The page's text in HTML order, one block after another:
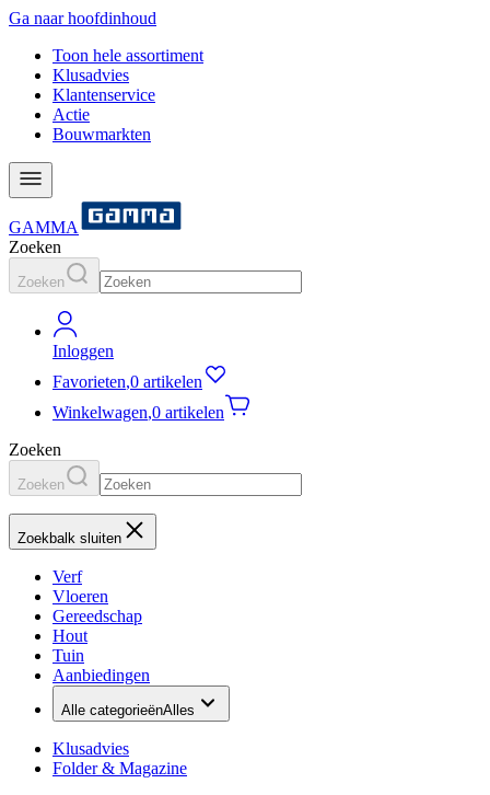
Ga naar hoofdinhoud
Toon hele assortiment
Klusadvies
Klantenservice
Actie
Bouwmarkten
GAMMA
Zoeken
Zoeken
Inloggen
Favorieten,0 artikelen
Winkelwagen,0 artikelen
Zoeken
Zoeken
Zoekbalk sluiten
Verf
Vloeren
Gereedschap
Hout
Tuin
Aanbiedingen
Alle categorieënAlles
Klusadvies
Folder & Magazine